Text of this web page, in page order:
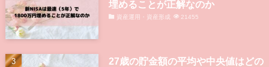
埋めることが正解なのか
資産運用・資産形成 21455
27歳の貯金額の平均や中央値はどの